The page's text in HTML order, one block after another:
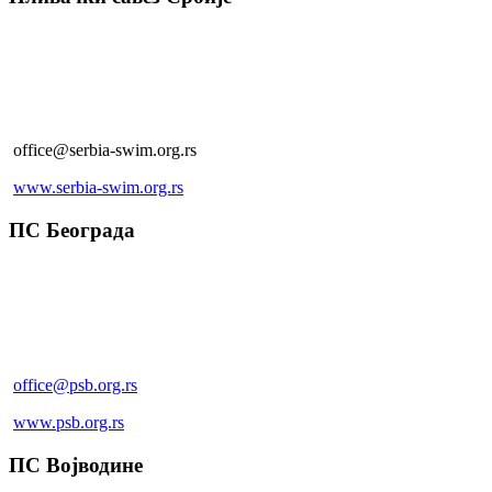
office@serbia-swim.org.rs
www.serbia-swim.org.rs
ПС Београда
office@psb.org.rs
www.psb.org.rs
ПС Војводине